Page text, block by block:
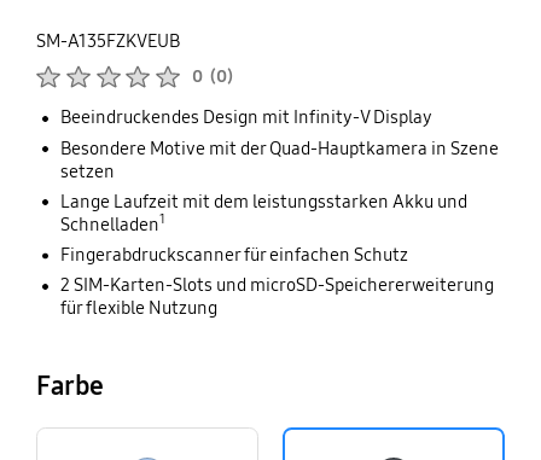
SM-A135FZKVEUB
0 (0)
Beeindruckendes Design mit Infinity-V Display
Besondere Motive mit der Quad-Hauptkamera in Szene
setzen
Lange Laufzeit mit dem leistungsstarken Akku und
Schnelladen1
Fingerabdruckscanner für einfachen Schutz
2 SIM-Karten-Slots und microSD-Speichererweiterung
für flexible Nutzung
Farbe